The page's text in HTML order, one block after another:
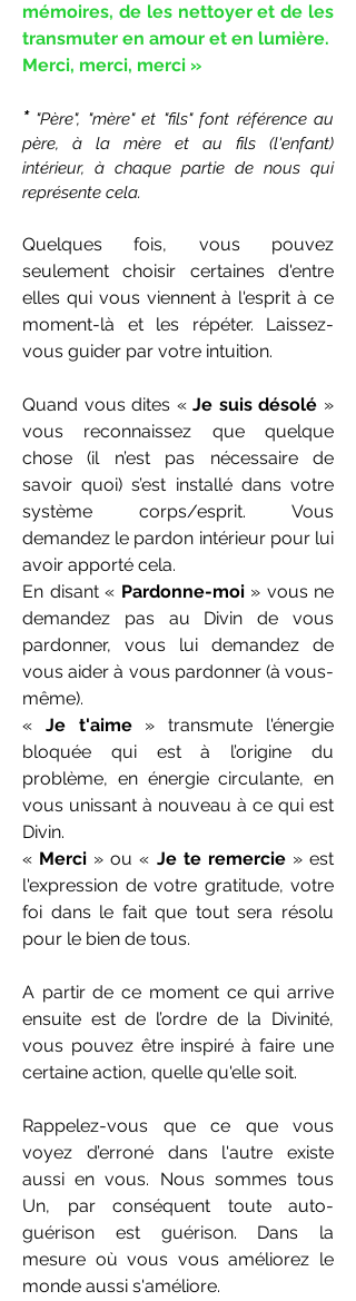
mémoires, de les nettoyer et de les
transmuter en amour et en lumière.
Merci, merci, merci »
* "Père", "mère" et "fils" font référence au
père, à la mère et au fils (l'enfant)
intérieur, à chaque partie de nous qui
représente cela.
Quelques fois, vous pouvez
seulement choisir certaines d'entre
elles qui vous viennent à l'esprit à ce
moment-là et les répéter. Laissez-
vous guider par votre intuition.
Quand vous dites «Je suis désolé »
vous reconnaissez que quelque
chose (il n’est pas nécessaire de
savoir quoi) s’est installé dans votre
système corps/esprit. Vous
demandez le pardon intérieur pour lui
avoir apporté cela.
En disant « Pardonne-moi » vous ne
demandez pas au Divin de vous
pardonner, vous lui demandez de
vous aider à vous pardonner (à vous-
même).
« Je t'aime» transmute l'énergie
bloquée qui est à l’origine du
problème, en énergie circulante, en
vous unissant à nouveau à ce qui est
Divin.
« Merci » ou « Je te remercie» est
l'expression de votre gratitude, votre
foi dans le fait que tout sera résolu
pour le bien de tous.
A partir de ce moment ce qui arrive
ensuite est de l’ordre de la Divinité,
vous pouvez être inspiré à faire une
certaine action, quelle qu'elle soit.
Rappelez-vous que ce que vous
voyez d’erroné dans l'autre existe
aussi en vous. Nous sommes tous
Un, par conséquent toute auto-
guérison est guérison. Dans la
mesure où vous vous améliorez le
monde aussi s'améliore.